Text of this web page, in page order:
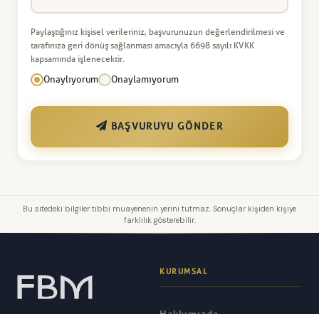
Paylaştığınız kişisel verileriniz, başvurunuzun değerlendirilmesi ve
tarafınıza geri dönüş sağlanması amacıyla 6698 sayılı KVKK
kapsamında işlenecektir.
Onaylıyorum Onaylamıyorum
BAŞVURUYU GÖNDER
Bu sitedeki bilgiler tıbbi muayenenin yerini tutmaz. Sonuçlar kişiden kişiye
farklılık gösterebilir.
KURUMSAL